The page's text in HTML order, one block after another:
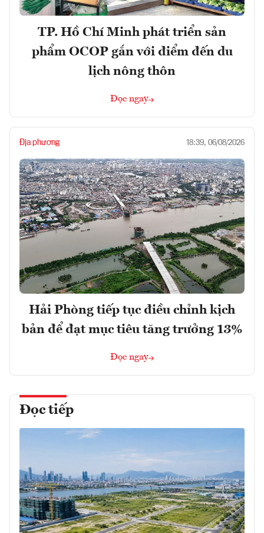
TP. Hồ Chí Minh phát triển sản
phẩm OCOP gắn với điểm đến du
lịch nông thôn
Đọc ngay
Địa phương 18:39, 06/08/2026
Hải Phòng tiếp tục điều chỉnh kịch
bản để đạt mục tiêu tăng trưởng 13%
Đọc ngay
Đọc tiếp